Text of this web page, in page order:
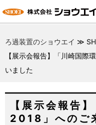
ろ過装置のショウエイ ≫
【展示会報告】「川崎国際
いました
【展示会報告
2018」へのご